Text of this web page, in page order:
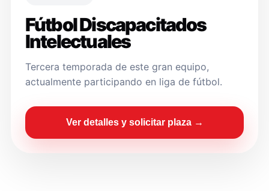
Fútbol Discapacitados
Intelectuales
Tercera temporada de este gran equipo,
actualmente participando en liga de fútbol.
Ver detalles y solicitar plaza →